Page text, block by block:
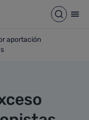
Abrir
de migas
aportación
aportación